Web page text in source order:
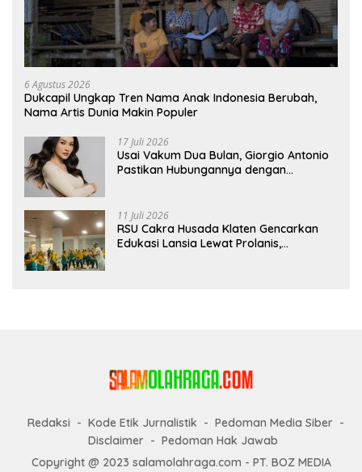
6 Agustus 2026
Dukcapil Ungkap Tren Nama Anak Indonesia Berubah,
Nama Artis Dunia Makin Populer
17 Juli 2026
Usai Vakum Dua Bulan, Giorgio Antonio
Pastikan Hubungannya dengan
11 Juli 2026
RSU Cakra Husada Klaten Gencarkan
Edukasi Lansia Lewat Prolanis,
Redaksi Kode Etik Jurnalistik
Pedoman Media Siber
Disclaimer
Pedoman Hak Jawab
Copyright @ 2023 salamolahraga.com - PT. BOZ MEDIA